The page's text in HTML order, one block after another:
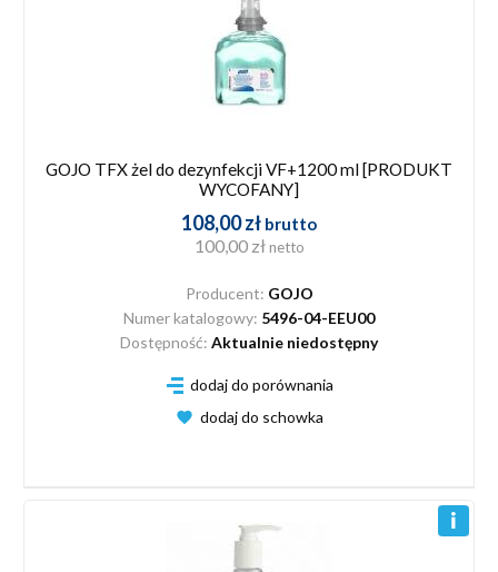
GOJO TFX żel do dezynfekcji VF+1200 ml [PRODUKT
WYCOFANY]
108,00 zł brutto
100,00 zł netto
Producent: GOJO
Numer katalogowy: 5496-04-EEU00
Dostępność: Aktualnie niedostępny
dodaj do porównania
dodaj do schowka